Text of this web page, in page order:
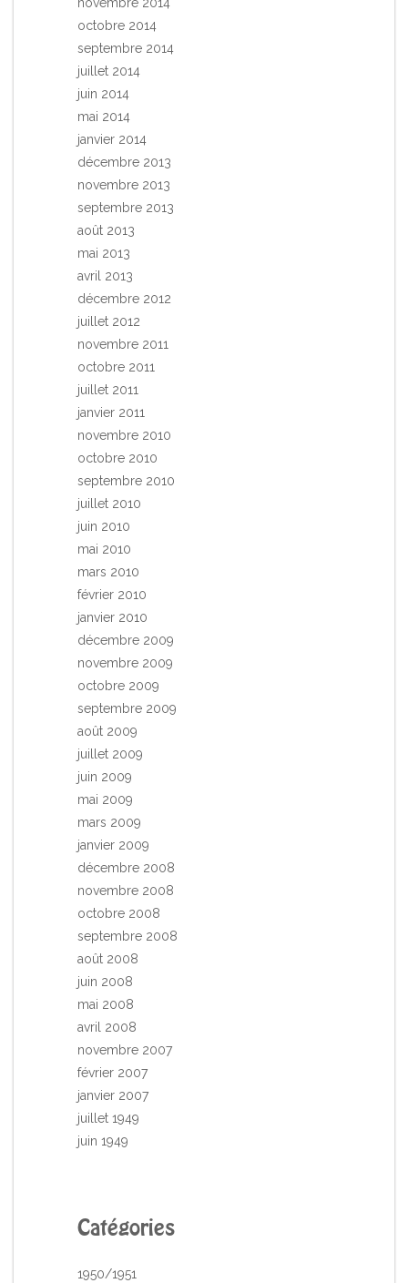
novembre 2014
octobre 2014
septembre 2014
juillet 2014
juin 2014
mai 2014
janvier 2014
décembre 2013
novembre 2013
septembre 2013
août 2013
mai 2013
avril 2013
décembre 2012
juillet 2012
novembre 2011
octobre 2011
juillet 2011
janvier 2011
novembre 2010
octobre 2010
septembre 2010
juillet 2010
juin 2010
mai 2010
mars 2010
février 2010
janvier 2010
décembre 2009
novembre 2009
octobre 2009
septembre 2009
août 2009
juillet 2009
juin 2009
mai 2009
mars 2009
janvier 2009
décembre 2008
novembre 2008
octobre 2008
septembre 2008
août 2008
juin 2008
mai 2008
avril 2008
novembre 2007
février 2007
janvier 2007
juillet 1949
juin 1949
Catégories
1950/1951